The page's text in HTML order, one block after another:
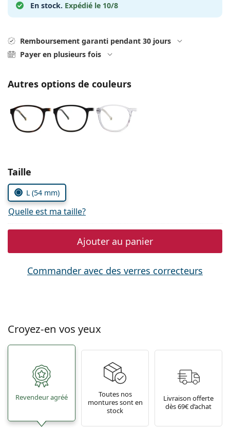
Toutes les marques
Persol
Prada
Toutes les marques
En stock. Expédié le 10/8
Remboursement garanti pendant 30 jours
Payer en plusieurs fois
Autres options de couleurs
Choisissez les paramètres
Taille
L (54 mm)
Quelle est ma taille?
Ajouter au panier
Commander avec des verres correcteurs
Croyez-en vos yeux
Revendeur agréé
Toutes nos
montures sont en
stock
Livraison offerte
dès 69€ d’achat